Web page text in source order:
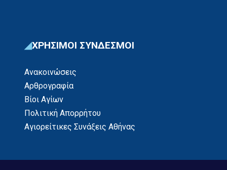
ΧΡΗΣΙΜΟΙ ΣΥΝΔΕΣΜΟΙ
Ανακοινώσεις
Αρθρογραφία
Βίοι Αγίων
Πολιτική Απορρήτου
Αγιορείτικες Συνάξεις Αθήνας